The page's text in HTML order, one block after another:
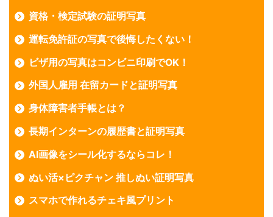
資格・検定試験の証明写真
運転免許証の写真で後悔したくない！
ビザ用の写真はコンビニ印刷でOK！
外国人雇用 在留カードと証明写真
身体障害者手帳とは？
長期インターンの履歴書と証明写真
AI画像をシール化するならコレ！
ぬい活×ピクチャン 推しぬい証明写真
スマホで作れるチェキ風プリント